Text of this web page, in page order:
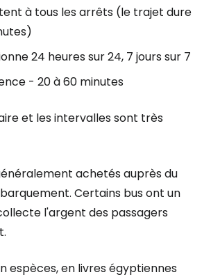
à tous les arrêts (le trajet dure
24 heures sur 24, 7 jours sur 7
- 20 à 60 minutes
et les intervalles sont très
achetés auprès du
Certains bus ont un
l'argent des passagers
espèces, en livres égyptiennes